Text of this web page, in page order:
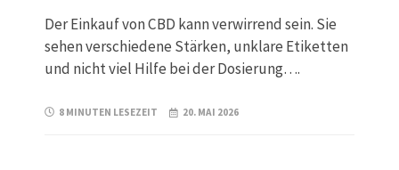
Der Einkauf von CBD kann verwirrend sein. Sie
sehen verschiedene Stärken, unklare Etiketten
und nicht viel Hilfe bei der Dosierung….
8 MINUTEN LESEZEIT 20. MAI 2026